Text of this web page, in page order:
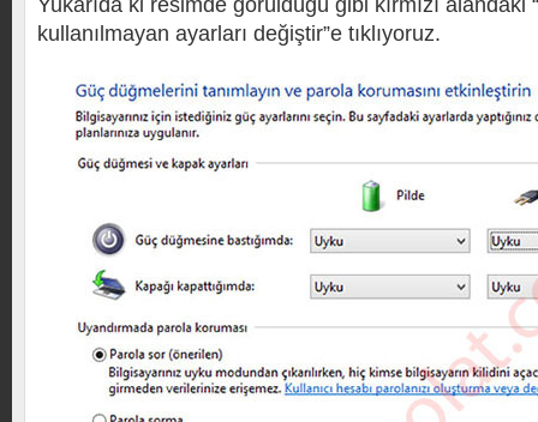
Yukarıda ki resimde görüldüğü gibi kırmızı alandaki
kullanılmayan ayarları değiştir”e tıklıyoruz.